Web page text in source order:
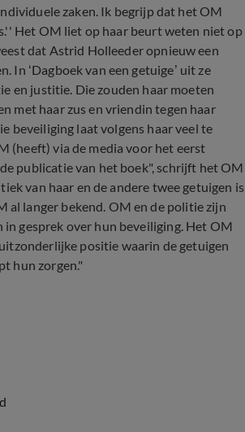
zaken. Ik begrijp dat het OM
Het OM liet op haar beurt weten niet op
dat Astrid Holleeder opnieuw een
In ‘Dagboek van een getuige’ uit ze
en justitie. Die zouden haar moeten
met haar zus en vriendin tegen haar
beveiliging laat volgens haar veel te
(heeft) via de media voor het eerst
publicatie van het boek", schrijft het OM
van haar en de andere twee getuigen is
al langer bekend. OM en de politie zijn
gesprek over hun beveiliging. Het OM
positie waarin de getuigen
hun zorgen."